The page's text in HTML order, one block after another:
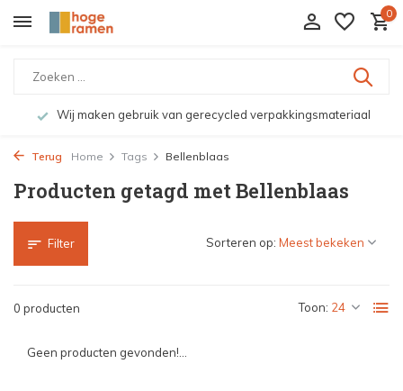
0
Wij maken gebruik van gerecycled verpakkingsmateriaal
Terug Home Tags Bellenblaas
Producten getagd met Bellenblaas
Filter
0 producten Toon:
Sorteren op:
Geen producten gevonden!...